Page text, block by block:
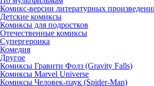
Комикс-версии литературных
Детские комиксы
Комиксы для подростков
Отечественные комиксы
Супергероика
Комедия
Другое
Комиксы Гравити Фолз (Gravity Falls)
Комиксы Marvel Universe
Комиксы Человек-паук (Spider-Man)